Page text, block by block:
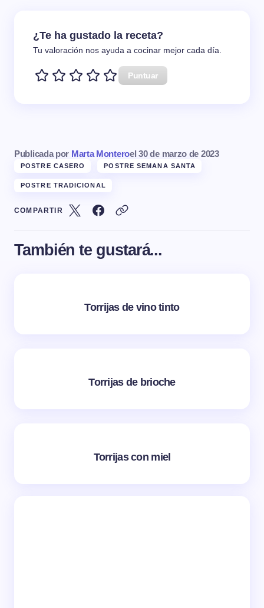
¿Te ha gustado la receta?
Tu valoración nos ayuda a cocinar mejor cada día.
Puntuar
Publicada por Marta Monteroel 30 de marzo de 2023
POSTRE CASERO POSTRE SEMANA SANTA
POSTRE TRADICIONAL
COMPARTIR
También te gustará...
Torrijas de vino tinto
Torrijas de brioche
Torrijas con miel